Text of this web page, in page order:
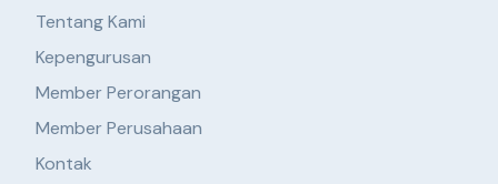
Tentang Kami
Kepengurusan
Member Perorangan
Member Perusahaan
Kontak